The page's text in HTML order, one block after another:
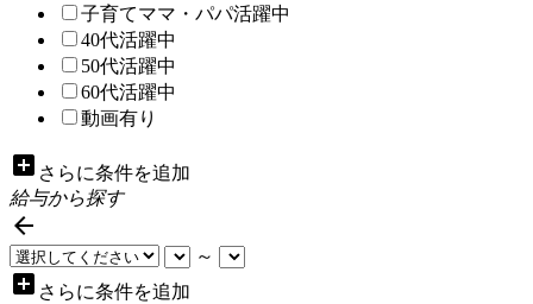
子育てママ・パパ活躍中
40代活躍中
50代活躍中
60代活躍中
動画有り
add_box さらに条件を追加
給与から探す

～
add_box さらに条件を追加